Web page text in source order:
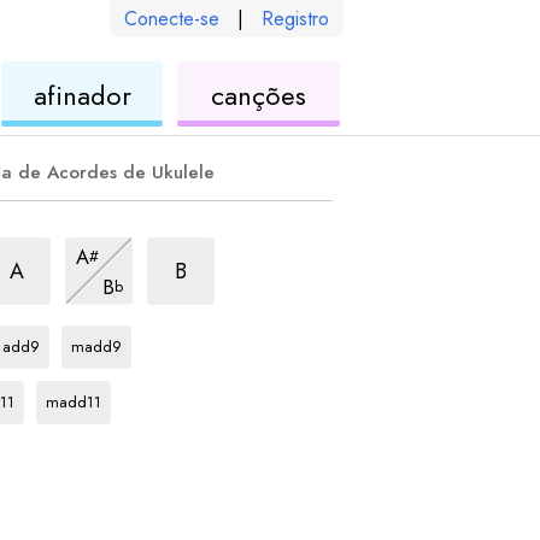
Conecte-se | Registro
afinadorukulelecanções
de Acordes de Ukulele
A
A#
acorde
Bb
m7b5
B
C#
add9
madd9
madd11